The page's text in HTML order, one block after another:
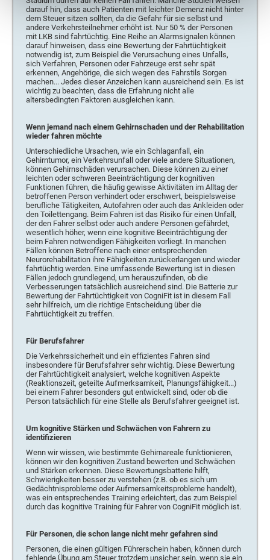
darauf hin, dass auch Patienten mit leichter Demenz nicht hinter
dem Steuer sitzen sollten, da die Gefahr für sie selbst und
andere Verkehrsteilnehmer erhöht ist. Nur 50 % der Personen
mit LKB sind fahrtüchtig. Eine Reihe an Alarmsignalen können
darauf hinweisen, dass eine Bewertung der Fahrtüchtigkeit
notwendig ist, zum Beispiel die Verursachung eines Unfalls,
sich Verfahren, Personen oder Fahrzeuge erst sehr spät
erkennen, Angehörige, die sich wegen des Fahrstils Sorgen
machen... Jedes dieser Anzeichen kann ausreichend sein. Es ist
wichtig zu beachten, dass die Erfahrung nicht alle
altersbedingten Faktoren ausgleichen kann.
Wenn jemand nach einem Gehirnschaden und der Rehabilitation
wieder fahren möchte
Unterschiedliche Ursachen, wie ein Schlaganfall, ein
Gehirntumor, ein Verkehrsunfall oder viele andere Situationen,
können Gehirnschäden verursachen. Diese können zu einer
leichten oder schweren Beeinträchtigung der kognitiven
Funktionen führen, die häufig gewisse Aktivitäten im Alltag der
betroffenen Person verhindert oder erschwert, beispielsweise
berufliche Tätigkeiten, Autofahren oder auch das Ankleiden oder
den Toilettengang. Beim Fahren ist das Risiko für einen Unfall,
der den Fahrer selbst oder auch andere Personen gefährdet,
wesentlich höher, wenn eine kognitive Beeinträchtigung der
beim Fahren notwendigen Fähigkeiten vorliegt. In manchen
Fällen können Betroffene nach einer entsprechenden
Neurorehabilitation ihre Fähigkeiten zurückerlangen und wieder
fahrtüchtig werden. Eine umfassende Bewertung ist in diesen
Fällen jedoch grundlegend, um herauszufinden, ob die
Verbesserungen tatsächlich ausreichend sind. Die Batterie zur
Bewertung der Fahrtüchtigkeit von CogniFit ist in diesem Fall
sehr hilfreich, um die richtige Entscheidung über die
Fahrtüchtigkeit zu treffen.
Für Berufsfahrer
Die Verkehrssicherheit und ein effizientes Fahren sind
insbesondere für Berufsfahrer sehr wichtig. Diese Bewertung
der Fahrtüchtigkeit analysiert, welche kognitiven Aspekte
(Reaktionszeit, geteilte Aufmerksamkeit, Planungsfähigkeit...)
bei einem Fahrer besonders gut entwickelt sind, oder ob die
Person tatsächlich für eine Stelle als Berufsfahrer geeignet ist.
Um kognitive Stärken und Schwächen von Fahrern zu
identifizieren
Wenn wir wissen, wie bestimmte Gehirnareale funktionieren,
können wir den kognitiven Zustand bewerten und Schwächen
und Stärken erkennen. Diese Bewertungsbatterie hilft,
Schwierigkeiten besser zu verstehen (z.B. ob es sich um
Gedächtnisprobleme oder Aufmersamkeitsprobleme handelt),
was ein entsprechendes Training erleichtert, das zum Beispiel
durch das kognitive Training für Fahrer von CogniFit möglich ist.
Für Personen, die schon lange nicht mehr gefahren sind
Personen, die einen gültigen Führerschein haben, können durch
fehlende Übung am Steuer trotzdem unsicher sein, wenn sie ein